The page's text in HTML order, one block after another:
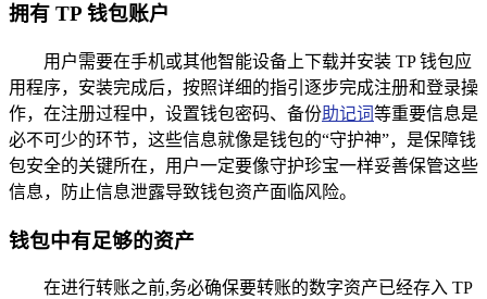
拥有 TP 钱包账户
用户需要在手机或其他智能设备上下载并安装 TP 钱包应
用程序，安装完成后，按照详细的指引逐步完成注册和登录操
作，在注册过程中，设置钱包密码、备份助记词等重要信息是
必不可少的环节，这些信息就像是钱包的“守护神”，是保障钱
包安全的关键所在，用户一定要像守护珍宝一样妥善保管这些
信息，防止信息泄露导致钱包资产面临风险。
钱包中有足够的资产
在进行转账之前,务必确保要转账的数字资产已经存入 TP